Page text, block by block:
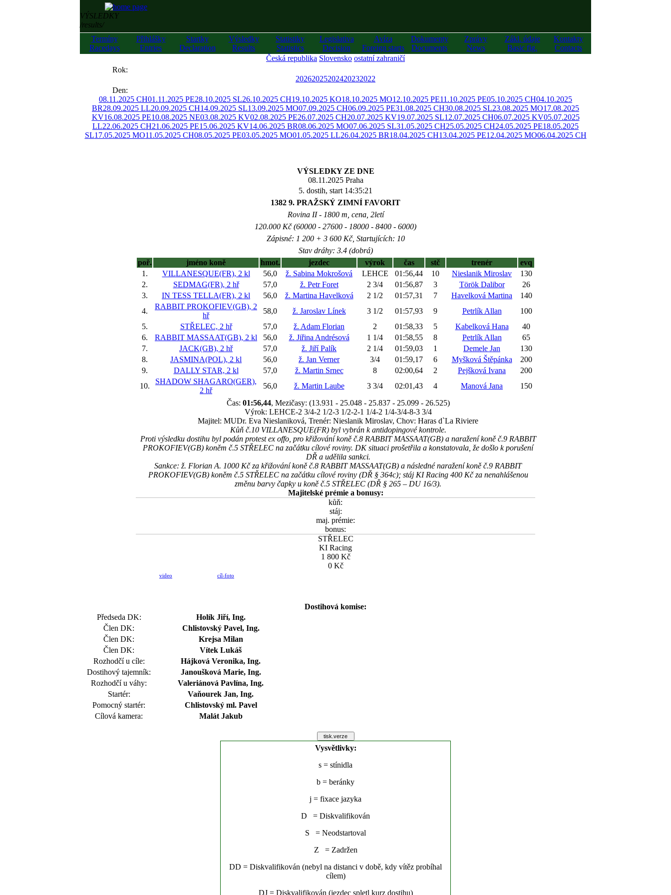
VÝSLEDKY
/results/
Termíny
Racedays
Přihlášky
Entries
Startky
Declaration
Výsledky
Results
Statistiky
Statistics
Legislativa
Decision
Avíza
Foreign starts
Dokumenty
Documents
Zprávy
News
Zákl. údaje
Basic fig.
Kontakty
Contacts
Česká republika Slovensko ostatní zahraničí
Rok:
20262025202420232022
Den:
08.11.2025 CH01.11.2025 PE28.10.2025 SL26.10.2025 CH19.10.2025 KO18.10.2025 MO12.10.2025 PE11.10.2025 PE05.10.2025 CH04.10.2025
BR28.09.2025 LL20.09.2025 CH14.09.2025 SL13.09.2025 MO07.09.2025 CH06.09.2025 PE31.08.2025 CH30.08.2025 SL23.08.2025 MO17.08.2025
KV16.08.2025 PE10.08.2025 NE03.08.2025 KV02.08.2025 PE26.07.2025 CH20.07.2025 KV19.07.2025 SL12.07.2025 CH06.07.2025 KV05.07.2025
LL22.06.2025 CH21.06.2025 PE15.06.2025 KV14.06.2025 BR08.06.2025 MO07.06.2025 SL31.05.2025 CH25.05.2025 CH24.05.2025 PE18.05.2025
SL17.05.2025 MO11.05.2025 CH08.05.2025 PE03.05.2025 MO01.05.2025 LL26.04.2025 BR18.04.2025 CH13.04.2025 PE12.04.2025 MO06.04.2025 CH
VÝSLEDKY ZE DNE
08.11.2025 Praha
5. dostih, start 14:35:21
1382 9. PRAŽSKÝ ZIMNÍ FAVORIT
Rovina II - 1800 m, cena, 2letí
120.000 Kč (60000 - 27600 - 18000 - 8400 - 6000)
Zápisné: 1 200 + 3 600 Kč, Startujících: 10
Stav dráhy: 3.4 (dobrá)
poř.
jméno koně hmot. jezdec výrok čas stč trenér
evq
1.
VILLANESQUE(FR), 2 kl 56,0 ž. Sabina Mokrošová LEHCE 01:56,44 10 Nieslanik Miroslav
130
2.
SEDMAG(FR), 2 hř 57,0 ž. Petr Foret 2 3/4 01:56,87 3 Török Dalibor
26
3.
IN TESS TELLA(FR), 2 kl 56,0 ž. Martina Havelková 2 1/2 01:57,31 7 Havelková Martina
140
4.
RABBIT PROKOFIEV(GB), 2
hř
58,0 ž. Jaroslav Línek 3 1/2 01:57,93 9 Petrlík Allan
100
5.
STŘELEC, 2 hř 57,0 ž. Adam Florian 2 01:58,33 5 Kabelková Hana
40
6.
RABBIT MASSAAT(GB), 2 kl 56,0 ž. Jiřina Andrésová 1 1/4 01:58,55 8 Petrlík Allan
65
7.
JACK(GB), 2 hř 57,0 ž. Jiří Palík 2 1/4 01:59,03 1 Demele Jan
130
8.
JASMINA(POL), 2 kl 56,0 ž. Jan Verner 3/4 01:59,17 6 Myšková Štěpánka
200
9.
DALLY STAR, 2 kl 57,0 ž. Martin Srnec 8 02:00,64 2 Pejšková Ivana
200
10.
SHADOW SHAGARO(GER),
2 hř
56,0 ž. Martin Laube 3 3/4 02:01,43 4 Manová Jana
150
Čas: 01:56,44, Mezičasy: (13.931 - 25.048 - 25.837 - 25.099 - 26.525)
Výrok: LEHCE-2 3/4-2 1/2-3 1/2-2-1 1/4-2 1/4-3/4-8-3 3/4
Majitel: MUDr. Eva Nieslaniková, Trenér: Nieslanik Miroslav, Chov: Haras d`La Riviere
Kůň č.10 VILLANESQUE(FR) byl vybrán k antidopingové kontrole.
Proti výsledku dostihu byl podán protest ex offo, pro křižování koně č.8 RABBIT MASSAAT(GB) a naražení koně č.9 RABBIT
PROKOFIEV(GB) koněm č.5 STŘELEC na začátku cílové roviny. DK situaci prošetřila a konstatovala, že došlo k porušení
DŘ a udělila sankci.
Sankce: ž. Florian A. 1000 Kč za křižování koně č.8 RABBIT MASSAAT(GB) a následné naražení koně č.9 RABBIT
PROKOFIEV(GB) koněm č.5 STŘELEC na začátku cílové roviny (DŘ § 364c); stáj KI Racing 400 Kč za nenahlášenou
změnu barvy čapky u koně č.5 STŘELEC (DŘ § 265 – DU 16/3).
Majitelské prémie a bonusy:
kůň:
stáj:
maj. prémie:
bonus:
STŘELEC
KI Racing
1 800 Kč
0 Kč
video cíl-foto
Dostihová komise:
Předseda DK:
Holík Jiří, Ing.
Člen DK:
Chlistovský Pavel, Ing.
Člen DK:
Krejsa Milan
Člen DK:
Vítek Lukáš
Rozhodčí u cíle:
Hájková Veronika, Ing.
Dostihový tajemník:
Janoušková Marie, Ing.
Rozhodčí u váhy:
Valeriánová Pavlína, Ing.
Startér:
Vaňourek Jan, Ing.
Pomocný startér:
Chlistovský ml. Pavel
Cílová kamera:
Malát Jakub
Vysvětlivky:
s = stínidla
b = beránky
j = fixace jazyka
D = Diskvalifikován
S = Neodstartoval
Z = Zadržen
DD = Diskvalifikován (nebyl na distanci v době, kdy vítěz probíhal
cílem)
DJ = Diskvalifikován (jezdec spletl kurz dostihu)